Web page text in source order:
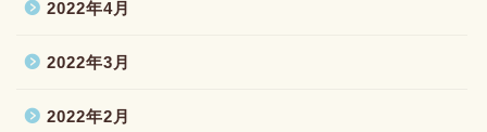
2022年4月
2022年3月
2022年2月